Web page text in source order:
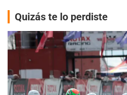
Quizás te lo perdiste